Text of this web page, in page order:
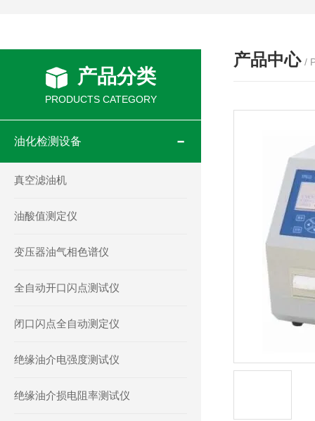
产品分类
PRODUCTS CATEGORY
油化检测设备
真空滤油机
油酸值测定仪
变压器油气相色谱仪
全自动开口闪点测试仪
闭口闪点全自动测定仪
绝缘油介电强度测试仪
绝缘油介损电阻率测试仪
产品中心 /